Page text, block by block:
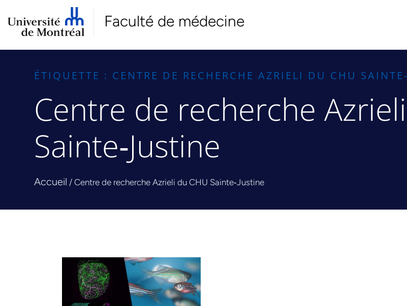
Faculté de médecine
ÉTIQUETTE : CENTRE DE RECHERCHE AZRIELI DU CHU
Centre de recherche
Sainte‑Justine
Accueil /Centre de recherche Azrieli du CHU Sainte‑Justine